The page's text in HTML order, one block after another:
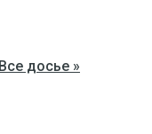
Все досье »